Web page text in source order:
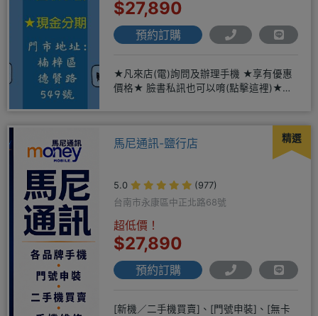
$27,890
預約訂購
★凡來店(電)詢問及辦理手機 ★享有優惠
價格★ 臉書私訊也可以唷(點擊這裡)★免
精選
馬尼通訊-鹽行店
5.0
(977)
台南市永康區中正北路68號
超低價！
$27,890
預約訂購
[新機／二手機買賣]、[門號申裝]、[無卡